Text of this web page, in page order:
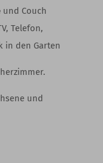
und Couch
Telefon,
in den Garten
und